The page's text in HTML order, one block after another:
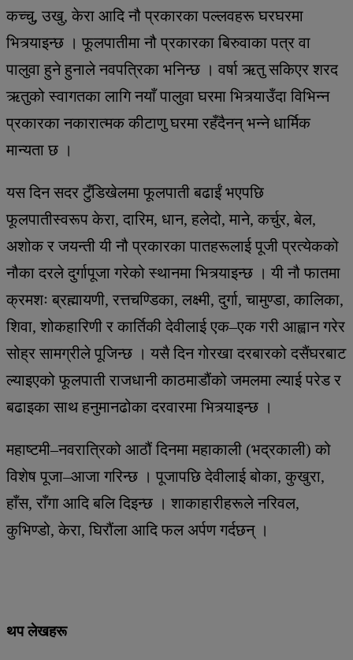
कच्चु, उखु, केरा आदि नौ प्रकारका पल्लवहरू घरघरमा
भित्र्याइन्छ । फूलपातीमा नौ प्रकारका बिरुवाका पत्र वा
पालुवा हुने हुनाले नवपत्रिका भनिन्छ । वर्षा ऋतु सकिएर शरद
ऋतुको स्वागतका लागि नयाँ पालुवा घरमा भित्र्याउँदा विभिन्न
प्रकारका नकारात्मक कीटाणु घरमा रहँदैनन् भन्ने धार्मिक
मान्यता छ ।
यस दिन सदर टुँडिखेलमा फूलपाती बढाईं भएपछि
फूलपातीस्वरूप केरा, दारिम, धान, हलेदो, माने, कर्चुर, बेल,
अशोक र जयन्ती यी नौ प्रकारका पातहरूलाई पूजी प्रत्येकको
नौका दरले दुर्गापूजा गरेको स्थानमा भित्र्याइन्छ । यी नौ फातमा
क्रमशः ब्रह्मायणी, रत्तचण्डिका, लक्ष्मी, दुर्गा, चामुण्डा, कालिका,
शिवा, शोकहारिणी र कार्तिकी देवीलाई एक–एक गरी आह्वान गरेर
सोह्र सामग्रीले पूजिन्छ । यसै दिन गोरखा दरबारको दसैंघरबाट
ल्याइएको फूलपाती राजधानी काठमाडौंको जमलमा ल्याई परेड र
बढाइका साथ हनुमानढोका दरवारमा भित्र्याइन्छ ।
महाष्टमी–नवरात्रिको आठौं दिनमा महाकाली (भद्रकाली) को
विशेष पूजा–आजा गरिन्छ । पूजापछि देवीलाई बोका, कुखुरा,
हाँस, राँगा आदि बलि दिइन्छ । शाकाहारीहरूले नरिवल,
कुभिण्डो, केरा, घिरौंला आदि फल अर्पण गर्दछन् ।
थप लेखहरू